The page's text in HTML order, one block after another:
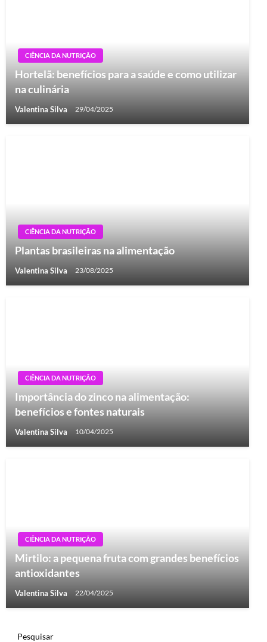
CIÊNCIA DA NUTRIÇÃO
Hortelã: benefícios para a saúde e como utilizar
na culinária
Valentina Silva 29/04/2025
CIÊNCIA DA NUTRIÇÃO
Plantas brasileiras na alimentação
Valentina Silva 23/08/2025
CIÊNCIA DA NUTRIÇÃO
Importância do zinco na alimentação:
benefícios e fontes naturais
Valentina Silva 10/04/2025
CIÊNCIA DA NUTRIÇÃO
Mirtilo: a pequena fruta com grandes benefícios
antioxidantes
Valentina Silva 22/04/2025
Pesquisar